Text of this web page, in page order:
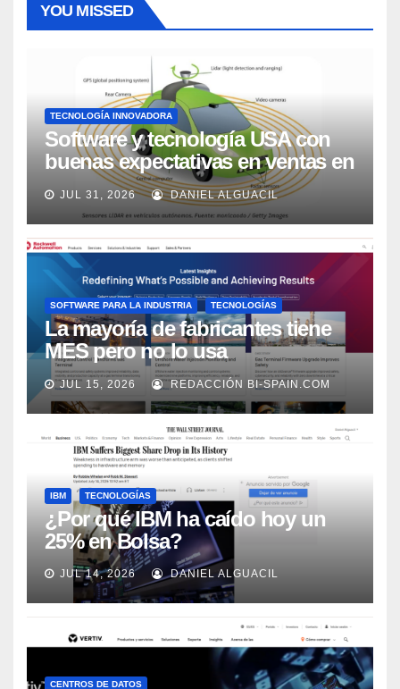
YOU MISSED
TECNOLOGÍA INNOVADORA
Software y tecnología USA con
buenas expectativas en ventas en
los próximos 2 años, según
Market Watch
JUL 31, 2026 DANIEL ALGUACIL
SOFTWARE PARA LA INDUSTRIA TECNOLOGÍAS
La mayoría de fabricantes tiene
MES pero no lo usa
adecuadamente, según Rockwell
Automation
JUL 15, 2026 REDACCIÓN BI-SPAIN.COM
IBM TECNOLOGÍAS
¿Por qué IBM ha caído hoy un
25% en Bolsa?
JUL 14, 2026 DANIEL ALGUACIL
CENTROS DE DATOS